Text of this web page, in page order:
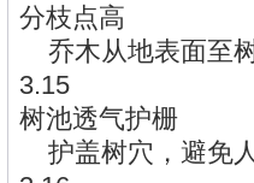
分枝点高
乔木从地表面至
3.15
树池透气护栅
护盖树穴，避免